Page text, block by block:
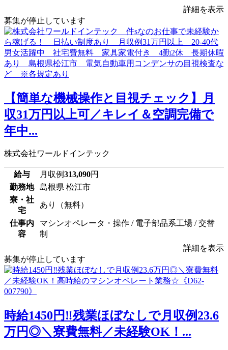
詳細を表示
募集が停止しています
【簡単な機械操作と目視チェック】月
収31万円以上可／キレイ＆空調完備で
年中...
株式会社ワールドインテック
給与 月収例313,090円
勤務地
島根県 松江市
寮・社
宅
あり（無料）
仕事内
容
マシンオペレータ・操作 / 電子部品系工場 / 交替
制
詳細を表示
募集が停止しています
時給1450円‼残業ほぼなしで月収例23.6
万円◎＼寮費無料／未経験OK！...